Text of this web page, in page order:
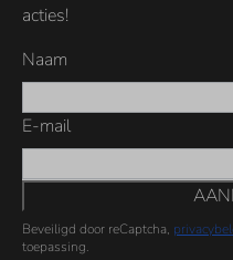
acties!
Naam
E-mail
Beveiligd door reCaptcha,
toepassing.